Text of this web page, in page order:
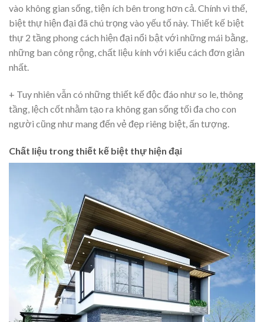
vào không gian sống, tiện ích bên trong hơn cả. Chính vì thế,
biệt thự hiện đại đã chú trọng vào yếu tố này. Thiết kế biệt
thự 2 tầng phong cách hiện đại nổi bật với những mái bằng,
những ban công rộng, chất liệu kính với kiểu cách đơn giản
nhất.
+ Tuy nhiên vẫn có những thiết kế độc đáo như so le, thông
tầng, lệch cốt nhằm tạo ra không gan sống tối đa cho con
người cũng như mang đến vẻ đẹp riêng biệt, ấn tượng.
Chất liệu trong thiết kế biệt thự hiện đại